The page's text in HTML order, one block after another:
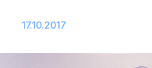
17.10.2017